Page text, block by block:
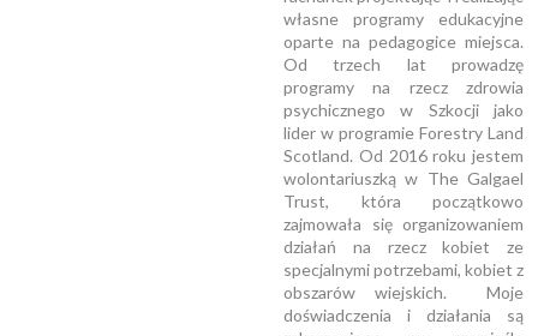
własne programy edukacyjne
oparte na pedagogice miejsca.
Od trzech lat prowadzę
programy na rzecz zdrowia
psychicznego w Szkocji jako
lider w programie Forestry Land
Scotland. Od 2016 roku jestem
wolontariuszką w The Galgael
Trust, która początkowo
zajmowała się organizowaniem
działań na rzecz kobiet ze
specjalnymi potrzebami, kobiet z
obszarów wiejskich. Moje
doświadczenia i działania są